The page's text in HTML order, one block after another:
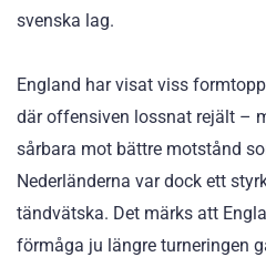
svenska lag.
England har visat viss
där offensiven lossnat rejält –
sårbara mot bättre motstånd
Nederländerna var dock ett
tändvätska. Det märks att
förmåga ju längre turneringen